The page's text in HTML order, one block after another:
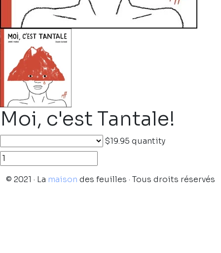
Moi, c'est Tantale!
$19.95 quantity
© 2021 · La maison des feuilles · Tous droits réservés